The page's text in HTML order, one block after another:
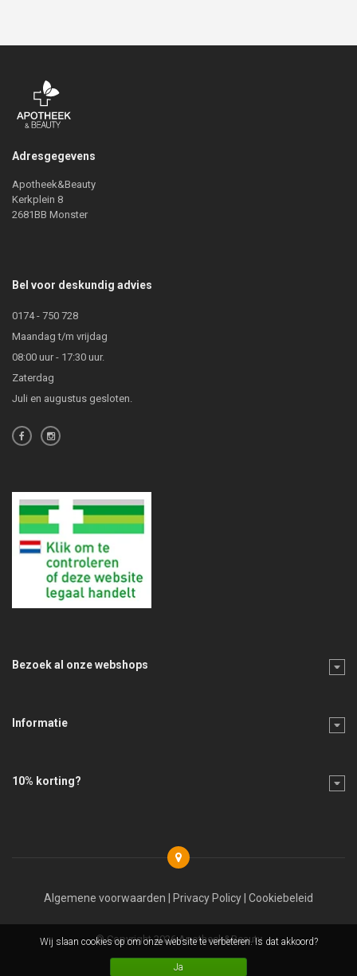
Adresgegevens
Apotheek&Beauty
Kerkplein 8
2681BB Monster
Bel voor deskundig advies
0174 - 750 728
Maandag t/m vrijdag
08:00 uur - 17:30 uur.
Zaterdag
Juli en augustus gesloten.
Bezoek al onze webshops
Informatie
10% korting?
Algemene voorwaarden Privacy Policy Cookiebeleid
© Copyright 2026 Apotheek&Beauty
Wij slaan cookies op om onze website te verbeteren. Is dat akkoord?
Ja